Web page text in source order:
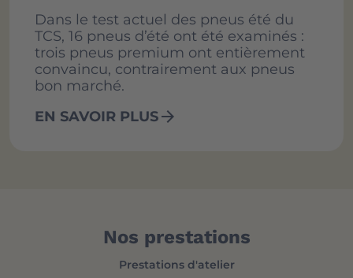
Dans le test actuel des pneus été du
TCS, 16 pneus d’été ont été examinés :
trois pneus premium ont entièrement
convaincu, contrairement aux pneus
bon marché.
EN SAVOIR PLUSarrow_forward
Nos prestations
Prestations d'atelier